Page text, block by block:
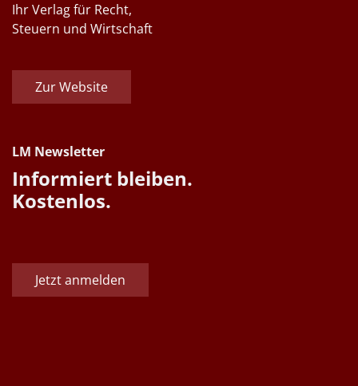
Ihr Verlag für Recht,
Steuern und Wirtschaft
Zur Website
LM Newsletter
Informiert bleiben.
Kostenlos.
Jetzt anmelden